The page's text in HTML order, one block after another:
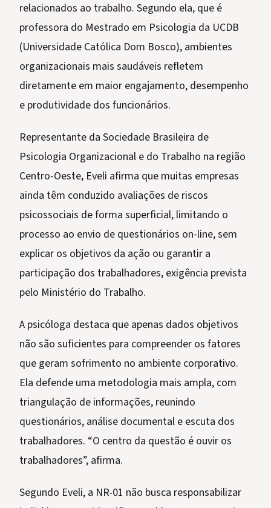
relacionados ao trabalho. Segundo ela, que é
professora do Mestrado em Psicologia da UCDB
(Universidade Católica Dom Bosco), ambientes
organizacionais mais saudáveis refletem
diretamente em maior engajamento, desempenho
e produtividade dos funcionários.
Representante da Sociedade Brasileira de
Psicologia Organizacional e do Trabalho na região
Centro-Oeste, Eveli afirma que muitas empresas
ainda têm conduzido avaliações de riscos
psicossociais de forma superficial, limitando o
processo ao envio de questionários on-line, sem
explicar os objetivos da ação ou garantir a
participação dos trabalhadores, exigência prevista
pelo Ministério do Trabalho.
A psicóloga destaca que apenas dados objetivos
não são suficientes para compreender os fatores
que geram sofrimento no ambiente corporativo.
Ela defende uma metodologia mais ampla, com
triangulação de informações, reunindo
questionários, análise documental e escuta dos
trabalhadores. “O centro da questão é ouvir os
trabalhadores”, afirma.
Segundo Eveli, a NR-01 não busca responsabilizar